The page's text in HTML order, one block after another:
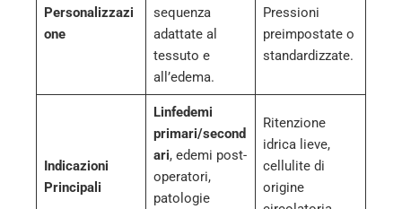
Personalizzazi
one
sequenza
adattate al
tessuto e
all’edema.
Pressioni
preimpostate o
standardizzate.
Indicazioni
Principali
Linfedemi
primari/second
ari, edemi post-
operatori,
patologie
Ritenzione
idrica lieve,
cellulite di
origine